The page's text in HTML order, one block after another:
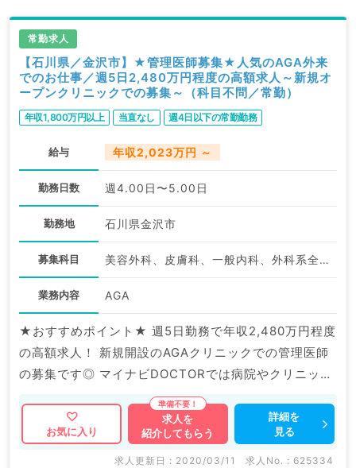
常勤求人
【石川県／金沢市】★管理医師募集★人気のAGA外来
でのお仕事／週5日2,480万円程度の高額求人～新規オ
ープンクリニックでの募集～（科目不問／常勤）
年収1,800万円以上 当直なし 週4日以下の常勤勤務
給与 年収2,023万円 ～
勤務日数 週4.00日〜5.00日
勤務地 石川県金沢市
募集科目 美容外科、皮膚科、一般内科、外科系全般、一般外科、美容皮膚科、科目不問
業務内容 AGA
★おすすめポイント★ 週5日勤務で年収2,480万円程度
の高額求人！ 新規開設のAGAクリニックでの管理医師
の募集です◎ マイナビDOCTORでは病院やクリニック
などの医療機関求人はもちろんのこと、 産業医等の企
業系求人も多数扱っています。 求人内容の詳細等はお
気軽にお問合せ下さい。
お気に入り
求人を
紹介してもらう
詳細を
見る
求人更新日 : 2020/03/11 求人No. : 625334